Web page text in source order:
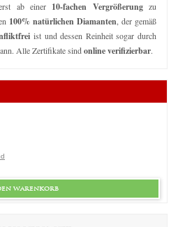
ab einer 10-fachen Vergrößerungzu
100% natürlichen Diamanten , der gemäß
ist und dessen Reinheit sogar durch
Alle Zertifikate sindonline verifizierbar.
warenkorb